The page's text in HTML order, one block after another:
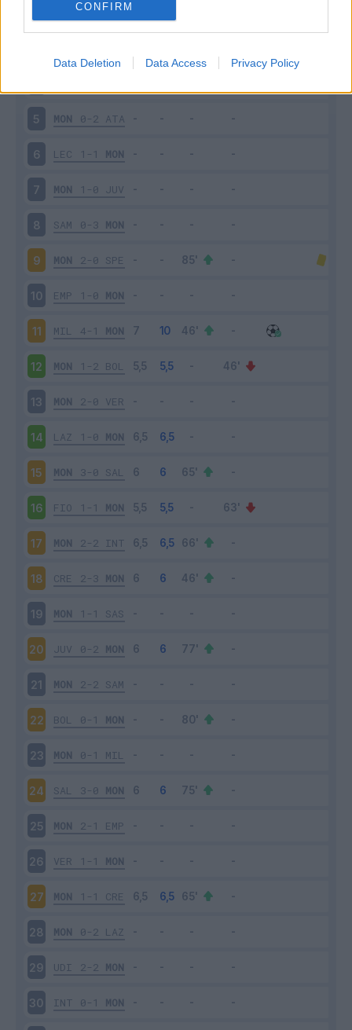
CONFIRM
Data Deletion Data Access Privacy Policy
4-0 MON
5 MON 0-2 ATA
6 LEC 1-1 MON
7 MON 1-0 JUV
8 SAM 0-3 MON
9 MON 2-0 SPE
10 EMP 1-0 MON
11 MIL 4-1 MON
12 MON 1-2 BOL
13 MON 2-0 VER
14 LAZ 1-0 MON
15 MON 3-0 SAL
16 FIO 1-1 MON
17 MON 2-2 INT
18 CRE 2-3 MON
19 MON 1-1 SAS
20 JUV 0-2 MON
21 MON 2-2 SAM
22 BOL 0-1 MON
23 MON 0-1 MIL
24 SAL 3-0 MON
25 MON 2-1 EMP
26 VER 1-1 MON
27 MON 1-1 CRE
28 MON 0-2 LAZ
29 UDI 2-2 MON
30 INT 0-1 MON